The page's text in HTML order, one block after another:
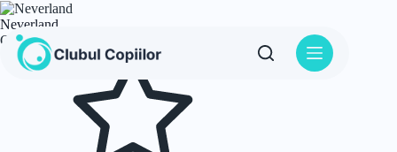
Sari
la
conținut
Neverland
Centre educaționale — Petreceri copii